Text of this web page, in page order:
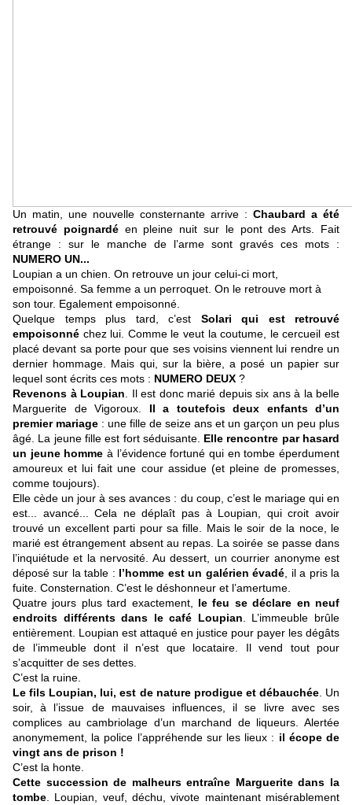
Un matin, une nouvelle consternante arrive : Chaubard a été
retrouvé poignardéen pleine nuit sur le pont des Arts. Fait
étrange : sur le manche de l’arme sont gravés ces mots :
NUMERO UN...
Loupian a un chien. On retrouve un jour celui-ci mort,
empoisonné. Sa femme a un perroquet. On le retrouve mort à
son tour. Egalement empoisonné.
Quelque temps plus tard, c’est Solari qui est retrouvé
empoisonné chez lui. Comme le veut la coutume, le cercueil est
placé devant sa porte pour que ses voisins viennent lui rendre un
dernier hommage. Mais qui, sur la bière, a posé un papier sur
lequel sont écrits ces mots : NUMERO DEUX ?
Revenons à Loupian . Il est donc marié depuis six ans à la belle
Marguerite de Vigoroux. Il a toutefois deux enfants d’un
premier mariage : une fille de seize ans et un garçon un peu plus
âgé. La jeune fille est fort séduisante. Elle rencontre par hasard
un jeune homme à l’évidence fortuné qui en tombe éperdument
amoureux et lui fait une cour assidue (et pleine de promesses,
comme toujours).
Elle cède un jour à ses avances : du coup, c’est le mariage qui en
est... avancé... Cela ne déplaît pas à Loupian, qui croit avoir
trouvé un excellent parti pour sa fille. Mais le soir de la noce, le
marié est étrangement absent au repas. La soirée se passe dans
l’inquiétude et la nervosité. Au dessert, un courrier anonyme est
déposé sur la table : l’homme est un galérien évadé , il a pris la
fuite. Consternation. C’est le déshonneur et l’amertume.
Quatre jours plus tard exactement, le feu se déclare en neuf
endroits différents dans le café Loupian . L’immeuble brûle
entièrement. Loupian est attaqué en justice pour payer les dégâts
de l’immeuble dont il n’est que locataire. Il vend tout pour
s’acquitter de ses dettes.
C’est la ruine.
Le fils Loupian, lui, est de nature prodigue et débauchée. Un
soir, à l’issue de mauvaises influences, il se livre avec ses
complices au cambriolage d’un marchand de liqueurs. Alertée
anonymement, la police l’appréhende sur les lieux : il écope de
vingt ans de prison !
C’est la honte.
Cette succession de malheurs entraîne Marguerite dans la
tombe . Loupian, veuf, déchu, vivote maintenant misérablement